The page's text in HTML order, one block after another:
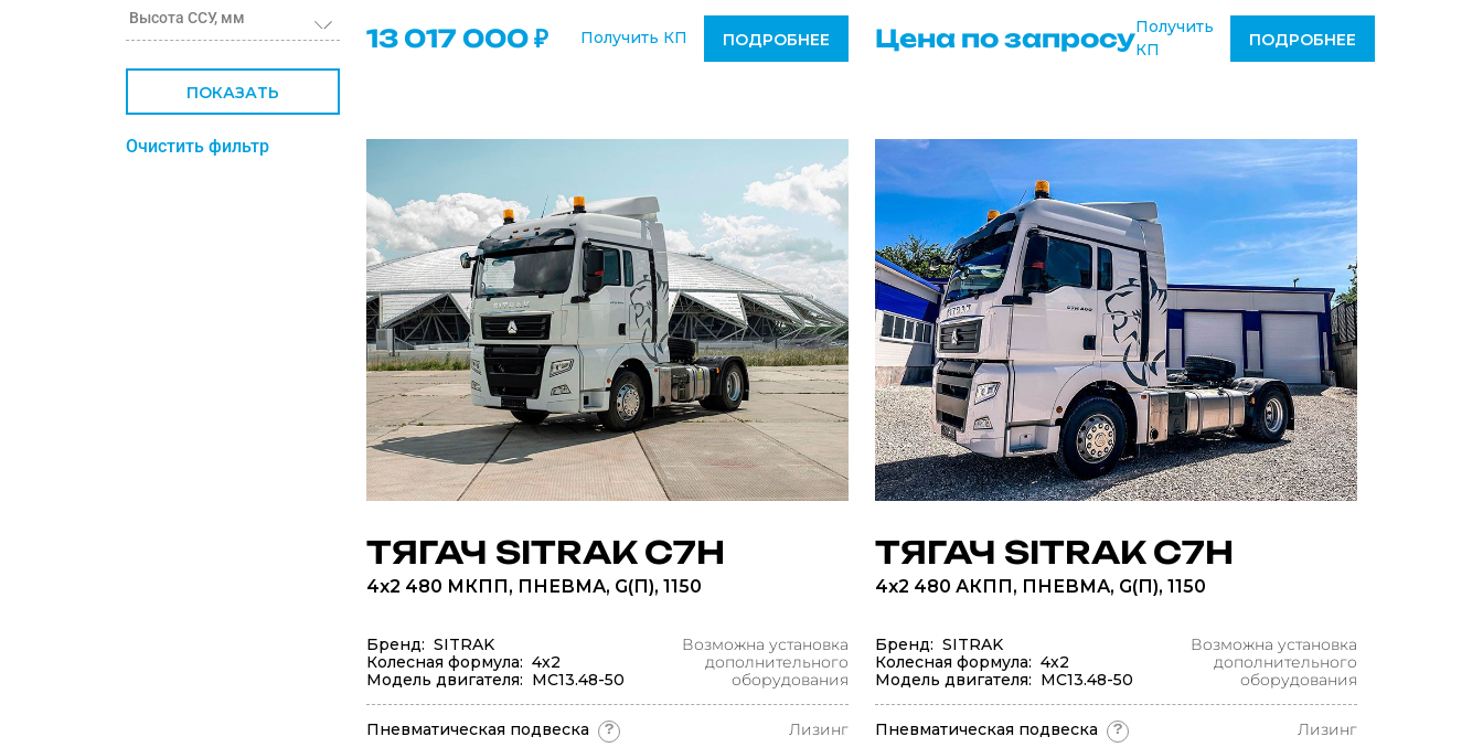
Высота ССУ, мм
ПОКАЗАТЬ
Очистить фильтр
13 017 000 ₽ Получить КП ПОДРОБНЕЕ Цена по запросуПолучить
КП
ПОДРОБНЕЕ
ТЯГАЧ SITRAK C7H
4x2 480 МКПП, ПНЕВМА, G(П), 1150
Бренд: SITRAK
Колесная формула: 4х2
Модель двигателя: МС13.48-50
Возможна установка
дополнительного
оборудования
Пневматическая подвеска ? Лизинг
ТЯГАЧ SITRAK C7H
4x2 480 АКПП, ПНЕВМА, G(П), 1150
Бренд: SITRAK
Колесная формула: 4х2
Модель двигателя: MC13.48-50
Возможна установка
дополнительного
оборудования
Пневматическая подвеска ? Лизинг